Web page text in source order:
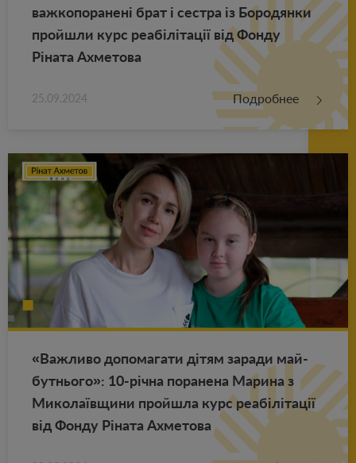
важ­ко­по­ра­нені брат і сест­ра із Бо­ро­дян­ки
прой­шли курс реабілітації від Фонду
Ріната Ах­ме­то­ва
25.09.2024 Подробнее
«Важ­ли­во до­по­ма­га­ти дітям за­ра­ди май­
бут­ньо­го»: 10-річна по­ра­не­на Ма­ри­на з
Ми­ко­лаївщини прой­ш­ла курс реабілітації
від Фонду Ріната Ах­ме­то­ва